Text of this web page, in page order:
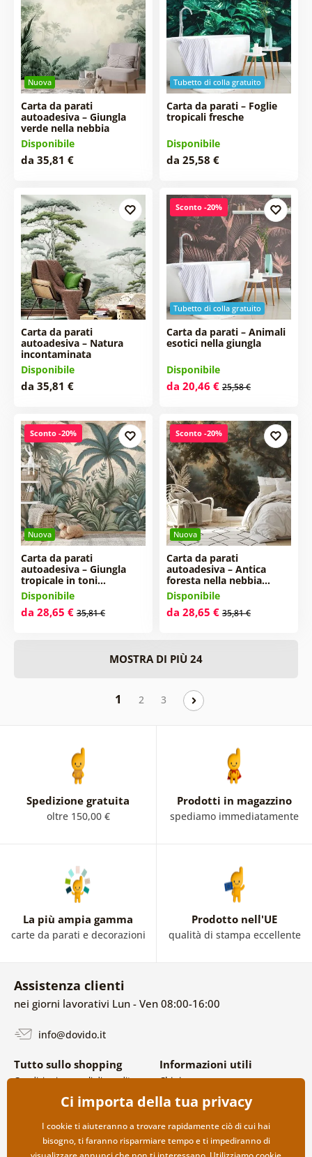
Nuova
Carta da parati
autoadesiva – Giungla
verde nella nebbia
Disponibile
da 35,81 €
Tubetto di colla gratuito
Carta da parati – Foglie
tropicali fresche
Disponibile
da 25,58 €
Carta da parati
autoadesiva – Natura
incontaminata
Disponibile
da 35,81 €
Tubetto di colla gratuito
Sconto -20%
Carta da parati – Animali
esotici nella giungla
Disponibile
da 20,46 € 25,58 €
Nuova
Sconto -20%
Carta da parati
autoadesiva – Giungla
tropicale in toni…
Disponibile
da 28,65 € 35,81 €
Nuova
Sconto -20%
Carta da parati
autoadesiva – Antica
foresta nella nebbia…
Disponibile
da 28,65 € 35,81 €
MOSTRA DI PIÙ 24
1 2 3
Spedizione gratuita
oltre 150,00 €
Prodotti in magazzino
spediamo immediatamente
La più ampia gamma
carte da parati e decorazioni
Prodotto nell'UE
qualità di stampa eccellente
Assistenza clienti
nei giorni lavorativi Lun - Ven 08:00-16:00
info@dovido.it
Tutto sullo shopping
Condizioni generali di vendita e
Politica sulla privacy
Opzioni di spedizione e
pagamento
Reso della merce
Informazioni utili
Chi siamo
FAQ
Contatti
Collaborazione all’ingrosso
Ci importa della tua privacy
I cookie ti aiuteranno a trovare rapidamente ciò di cui hai
bisogno, ti faranno risparmiare tempo e ti impediranno di